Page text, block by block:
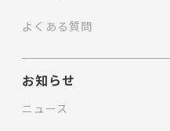
よくある質問
お知らせ
ニュース